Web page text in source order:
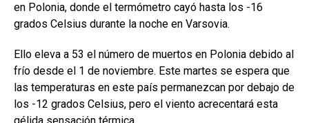
en Polonia, donde el termómetro cayó hasta los -16
grados Celsius durante la noche en Varsovia.
Ello eleva a 53 el número de muertos en Polonia debido al
frío desde el 1 de noviembre. Este martes se espera que
las temperaturas en este país permanezcan por debajo de
los -12 grados Celsius, pero el viento acrecentará esta